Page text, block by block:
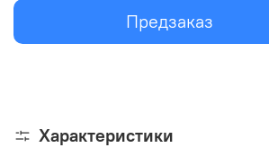
Предзаказ
Характеристики